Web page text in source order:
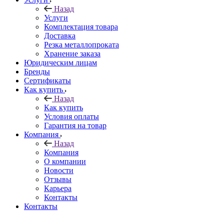
Назад
Услуги
Комплектация товара
Доставка
Резка металлопроката
Хранение заказа
Юридическим лицам
Бренды
Сертификаты
Как купить
Назад
Как купить
Условия оплаты
Гарантия на товар
Компания
Назад
Компания
О компании
Новости
Отзывы
Карьера
Контакты
Контакты